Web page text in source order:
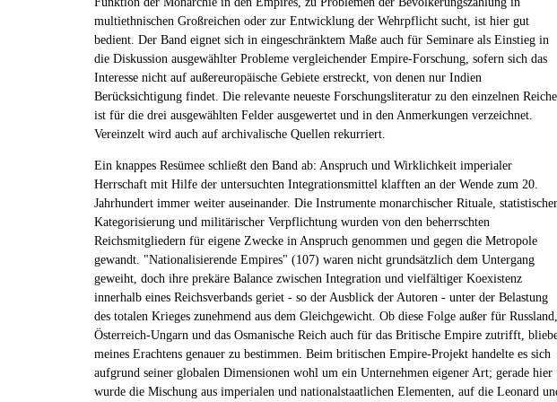
multiethnischen Großreichen oder zur Entwicklung der Wehrpflicht sucht, ist hier gut
bedient. Der Band eignet sich in eingeschränktem Maße auch für Seminare als Einstieg in
die Diskussion ausgewählter Probleme vergleichender Empire-Forschung, sofern sich das
Interesse nicht auf außereuropäische Gebiete erstreckt, von denen nur Indien
Berücksichtigung findet. Die relevante neueste Forschungsliteratur zu den einzelnen
ist für die drei ausgewählten Felder ausgewertet und in den Anmerkungen verzeichnet.
Vereinzelt wird auch auf archivalische Quellen rekurriert.
Ein knappes Resümee schließt den Band ab: Anspruch und Wirklichkeit imperialer
Herrschaft mit Hilfe der untersuchten Integrationsmittel klafften an der Wende zum 20.
Jahrhundert immer weiter auseinander. Die Instrumente monarchischer Rituale, statistischer
Kategorisierung und militärischer Verpflichtung wurden von den beherrschten
Reichsmitgliedern für eigene Zwecke in Anspruch genommen und gegen die Metropole
gewandt. "Nationalisierende Empires" (107) waren nicht grundsätzlich dem Untergang
geweiht, doch ihre prekäre Balance zwischen Integration und vielfältiger Koexistenz
innerhalb eines Reichsverbands geriet - so der Ausblick der Autoren - unter der Belastung
des totalen Krieges zunehmend aus dem Gleichgewicht. Ob diese Folge außer für Russland,
Österreich-Ungarn und das Osmanische Reich auch für das Britische Empire zutrifft,
meines Erachtens genauer zu bestimmen. Beim britischen Empire-Projekt handelte es sich
aufgrund seiner globalen Dimensionen wohl um ein Unternehmen eigener Art; gerade hier
wurde die Mischung aus imperialen und nationalstaatlichen Elementen, auf die Leonard